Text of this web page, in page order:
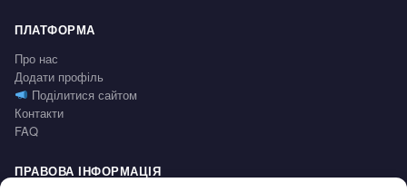
ПЛАТФОРМА
Про нас
Додати профіль
Поділитися сайтом
Контакти
FAQ
ПРАВОВА ІНФОРМАЦІЯ